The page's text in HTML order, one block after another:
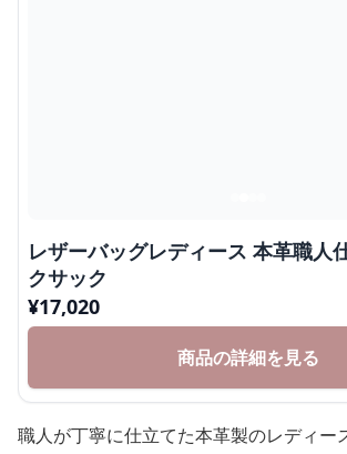
レザーバッグレディース 本革職人
クサック
¥17,020
商品の詳細を見る
職人が丁寧に仕立てた本革製のレディー